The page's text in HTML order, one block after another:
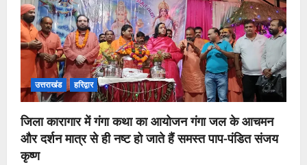
उत्तराखंड हरिद्वार
जिला कारागार में गंगा कथा का आयोजन गंगा जल के आचमन
और दर्शन मात्र से ही नष्ट हो जाते हैं समस्त पाप-पंडित संजय
कृष्ण